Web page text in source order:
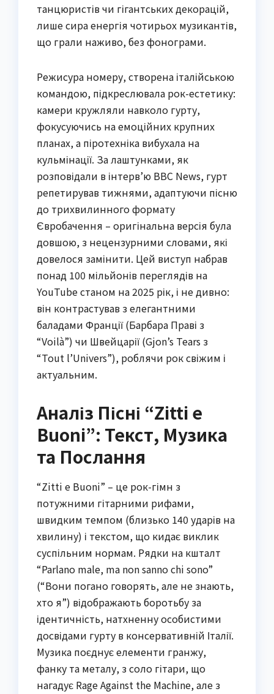
танцюристів чи гігантських декорацій,
лише сира енергія чотирьох музикантів,
що грали наживо, без фонограми.
Режисура номеру, створена італійською
командою, підкреслювала рок-естетику:
камери кружляли навколо гурту,
фокусуючись на емоційних крупних
планах, а піротехніка вибухала на
кульмінації. За лаштунками, як
розповідали в інтерв’ю BBC News, гурт
репетирував тижнями, адаптуючи пісню
до трихвилинного формату
Євробачення – оригінальна версія була
довшою, з нецензурними словами, які
довелося замінити. Цей виступ набрав
понад 100 мільйонів переглядів на
YouTube станом на 2025 рік, і не дивно:
він контрастував з елегантними
баладами Франції (Барбара Праві з
“Voilà”) чи Швейцарії (Gjon’s Tears з
“Tout l’Univers”), роблячи рок свіжим і
актуальним.
Аналіз Пісні “Zitti e
Buoni”: Текст, Музика
та Послання
“Zitti e Buoni” – це рок-гімн з
потужними гітарними рифами,
швидким темпом (близько 140 ударів на
хвилину) і текстом, що кидає виклик
суспільним нормам. Рядки на кшталт
“Parlano male, ma non sanno chi sono”
(“Вони погано говорять, але не знають,
хто я”) відображають боротьбу за
ідентичність, натхненну особистими
досвідами гурту в консервативній Італії.
Музика поєднує елементи гранжу,
фанку та металу, з соло гітари, що
нагадує Rage Against the Machine, але з